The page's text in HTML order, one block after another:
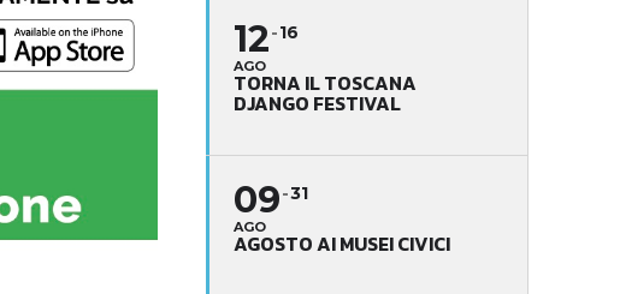
12
AGO
16
TORNA IL TOSCANA
DJANGO FESTIVAL
09
AGO
31
AGOSTO AI MUSEI CIVICI